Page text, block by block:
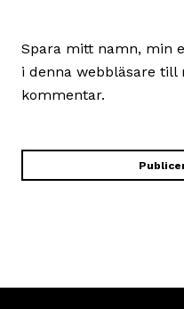
Spara mitt namn, min
i denna webbläsare till
kommentar.